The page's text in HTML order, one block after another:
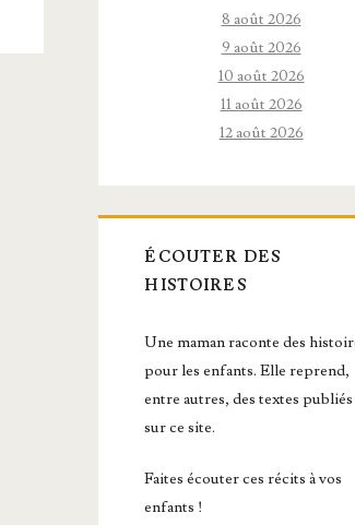
8 août 2026
9 août 2026
10 août 2026
11 août 2026
12 août 2026
ÉCOUTER DES
HISTOIRES
Une maman raconte des
pour les enfants. Elle reprend,
entre autres, des textes publiés
sur ce site.
Faites écouter ces récits à vos
enfants !